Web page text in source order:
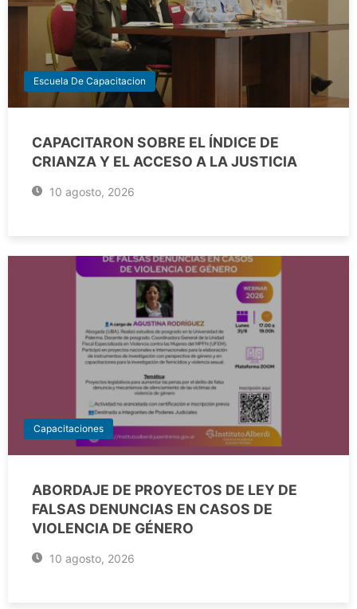
Escuela De Capacitacion
CAPACITARON SOBRE EL ÍNDICE DE
CRIANZA Y EL ACCESO A LA JUSTICIA
10 agosto, 2026
Capacitaciones
ABORDAJE DE PROYECTOS DE LEY DE
FALSAS DENUNCIAS EN CASOS DE
VIOLENCIA DE GÉNERO
10 agosto, 2026